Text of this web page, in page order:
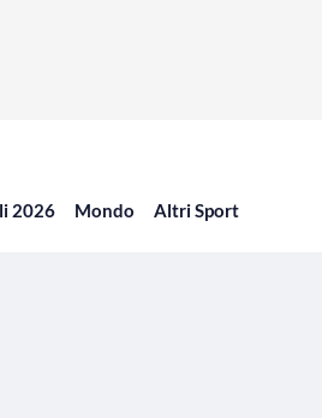
2026 Mondo Altri Sport